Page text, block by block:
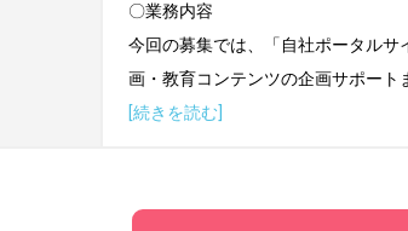
〇業務内容
今回の募集では、「自社ポータル
画・教育コンテンツの企画サポー
[続きを読む]